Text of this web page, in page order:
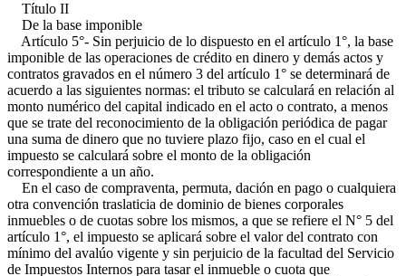
Título II
De la base imponible
Artículo 5°- Sin perjuicio de lo dispuesto en el artículo 1°, la base
imponible de las operaciones de crédito en dinero y demás actos y
contratos gravados en el número 3 del artículo 1° se determinará de
acuerdo a las siguientes normas: el tributo se calculará en relación al
monto numérico del capital indicado en el acto o contrato, a menos
que se trate del reconocimiento de la obligación periódica de pagar
una suma de dinero que no tuviere plazo fijo, caso en el cual el
impuesto se calculará sobre el monto de la obligación
correspondiente a un año.
En el caso de compraventa, permuta, dación en pago o cualquiera
otra convención traslaticia de dominio de bienes corporales
inmuebles o de cuotas sobre los mismos, a que se refiere el N° 5 del
artículo 1°, el impuesto se aplicará sobre el valor del contrato con
mínimo del avalúo vigente y sin perjuicio de la facultad del Servicio
de Impuestos Internos para tasar el inmueble o cuota que